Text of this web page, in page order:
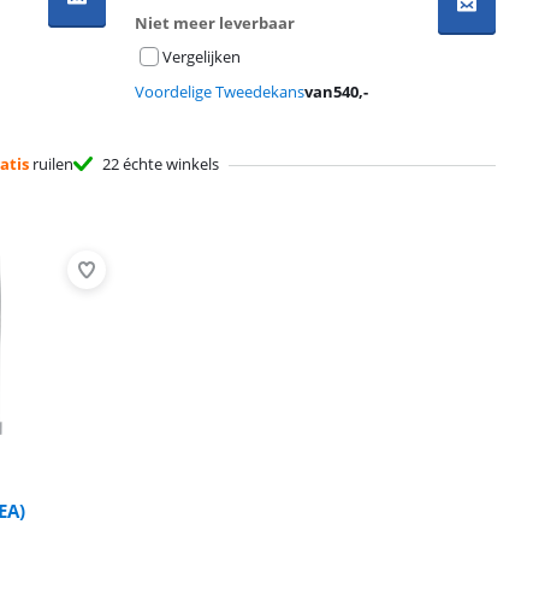
Niet meer leverbaar
Vergelijken
Voordelige Tweedekansvan540,-
ruilen 22 échte winkels